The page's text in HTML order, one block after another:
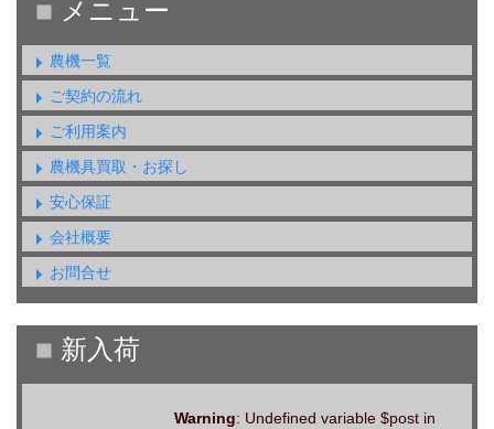
農機一覧
ご契約の流れ
ご利用案内
農機具買取・お探し
安心保証
会社概要
お問合せ
Warning: Undefined variable $post in